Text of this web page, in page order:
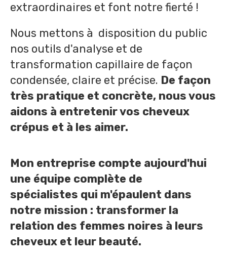
extraordinaires et font notre fierté !
Nous mettons à disposition du public
nos outils d'analyse et de
transformation capillaire de façon
condensée, claire et précise. De façon
très pratique et concrète, nous vous
aidons à entretenir vos cheveux
crépus et à les aimer.
Mon entreprise compte aujourd'hui
une équipe complète de
spécialistes qui m'épaulent dans
notre mission : transformer la
relation des femmes noires à leurs
cheveux et leur beauté.